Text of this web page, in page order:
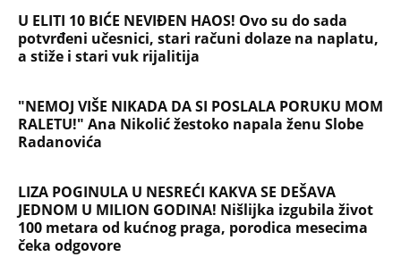
U ELITI 10 BIĆE NEVIĐEN HAOS! Ovo su do sada
potvrđeni učesnici, stari računi dolaze na naplatu,
a stiže i stari vuk rijalitija
"NEMOJ VIŠE NIKADA DA SI POSLALA PORUKU MOM
RALETU!" Ana Nikolić žestoko napala ženu Slobe
Radanovića
LIZA POGINULA U NESREĆI KAKVA SE DEŠAVA
JEDNOM U MILION GODINA! Nišlijka izgubila život
100 metara od kućnog praga, porodica mesecima
čeka odgovore